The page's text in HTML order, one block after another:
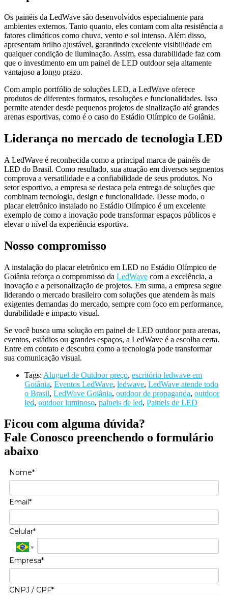
Os painéis da LedWave são desenvolvidos especialmente para
ambientes externos. Tanto quanto, eles contam com alta resistência a
fatores climáticos como chuva, vento e sol intenso. Além disso,
apresentam brilho ajustável, garantindo excelente visibilidade em
qualquer condição de iluminação. Assim, essa durabilidade faz com
que o investimento em um painel de LED outdoor seja altamente
vantajoso a longo prazo.
Com amplo portfólio de soluções LED, a LedWave oferece
produtos de diferentes formatos, resoluções e funcionalidades. Isso
permite atender desde pequenos projetos de sinalização até grandes
arenas esportivas, como é o caso do Estádio Olímpico de Goiânia.
Liderança no mercado de tecnologia LED
A LedWave é reconhecida como a principal marca de painéis de
LED do Brasil. Como resultado, sua atuação em diversos segmentos
comprova a versatilidade e a confiabilidade de seus produtos. No
setor esportivo, a empresa se destaca pela entrega de soluções que
combinam tecnologia, design e funcionalidade. Desse modo, o
placar eletrônico instalado no Estádio Olímpico é um excelente
exemplo de como a inovação pode transformar espaços públicos e
elevar o nível da experiência esportiva.
Nosso compromisso
A instalação do placar eletrônico em LED no Estádio Olímpico de
Goiânia reforça o compromisso da LedWave com a excelência, a
inovação e a personalização de projetos. Em suma, a empresa segue
liderando o mercado brasileiro com soluções que atendem às mais
exigentes demandas do mercado, sempre com foco em performance,
durabilidade e impacto visual.
Se você busca uma solução em painel de LED outdoor para arenas,
eventos, estádios ou grandes espaços, a LedWave é a escolha certa.
Entre em contato e descubra como a tecnologia pode transformar
sua comunicação visual.
Tags: Aluguel de Outdoor preço, escritório ledwave em
Goiânia, Eventos LedWave, ledwave, LedWave atende todo
o Brasil, LedWave Goiânia, outdoor de propaganda, outdoor
led, outdoor luminoso, paineis de led, Painels de LED
Ficou com alguma dúvida?
Fale Conosco preenchendo o formulário
abaixo
Nome*
Email*
Celular*
Empresa*
CNPJ / CPF*